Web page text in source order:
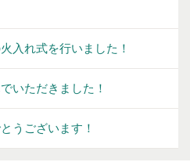
入れ式を行いました！
いただきました！
うございます！